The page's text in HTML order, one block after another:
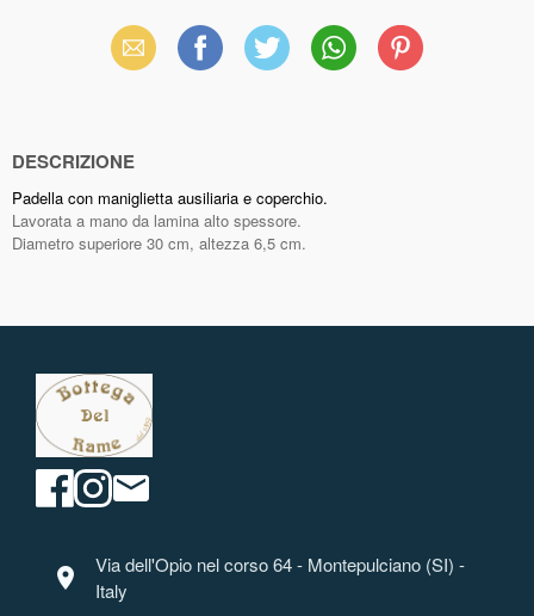
Email Facebook X WhatsAppPinterest
DESCRIZIONE
Padella con maniglietta ausiliaria e coperchio.
Lavorata a mano da lamina alto spessore.
Diametro superiore 30 cm, altezza 6,5 cm.
location_on
Via dell'Opio nel corso 64 - Montepulciano (SI) -
Italy